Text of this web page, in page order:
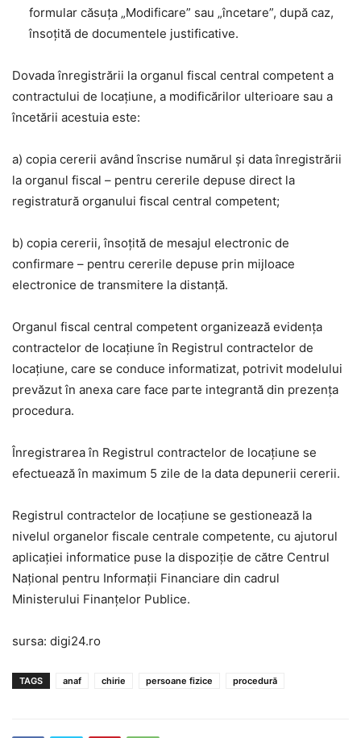
formular căsuţa „Modificare” sau „încetare”, după caz,
însoţită de documentele justificative.
Dovada înregistrării la organul fiscal central competent a
contractului de locaţiune, a modificărilor ulterioare sau a
încetării acestuia este:
a) copia cererii având înscrise numărul şi data înregistrării
la organul fiscal – pentru cererile depuse direct la
registratură organului fiscal central competent;
b) copia cererii, însoţită de mesajul electronic de
confirmare – pentru cererile depuse prin mijloace
electronice de transmitere la distanţă.
Organul fiscal central competent organizează evidenţa
contractelor de locaţiune în Registrul contractelor de
locaţiune, care se conduce informatizat, potrivit modelului
prevăzut în anexa care face parte integrantă din prezenţa
procedura.
Înregistrarea în Registrul contractelor de locaţiune se
efectuează în maximum 5 zile de la data depunerii cererii.
Registrul contractelor de locaţiune se gestionează la
nivelul organelor fiscale centrale competente, cu ajutorul
aplicaţiei informatice puse la dispoziţie de către Centrul
Naţional pentru Informaţii Financiare din cadrul
Ministerului Finanţelor Publice.
sursa: digi24.ro
TAGS anaf chirie persoane fizice procedură